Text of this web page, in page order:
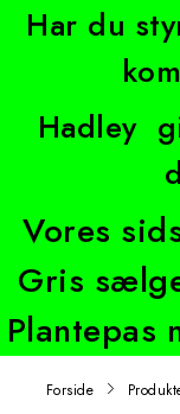
Har du
Hadley
Vores
Gris
Plantepas
Forside